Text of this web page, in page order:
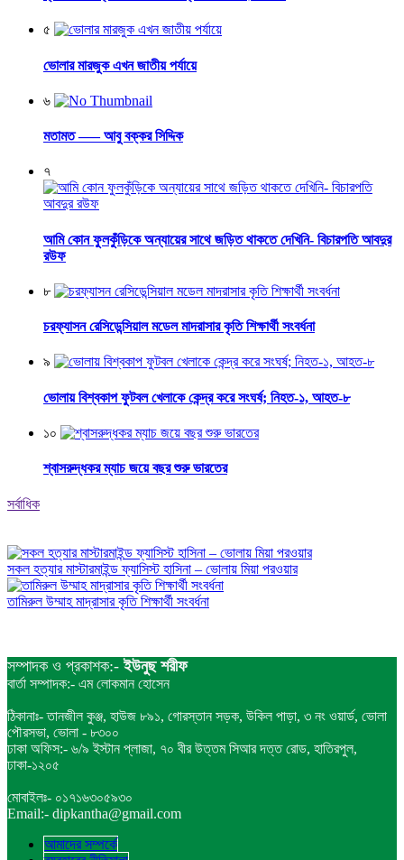
৫
ভোলার মারজুক এখন জাতীয় পর্যায়ে
৬
মতামত —– আবু বক্কর সিদ্দিক
৭
আমি কোন ফুলকুঁড়িকে অন্যায়ের সাথে জড়িত থাকতে দেখিনি- বিচারপতি আবদুর
রউফ
৮
চরফ্যাসন রেসিডেন্সিয়াল মডেল মাদরাসার কৃতি শিক্ষার্থী সংবর্ধনা
৯
ভোলায় বিশ্বকাপ ফুটবল খেলাকে কেন্দ্র করে সংঘর্ষ; নিহত-১, আহত-৮
১০
শ্বাসরুদ্ধকর ম্যাচ জয়ে বছর শুরু ভারতের
সর্বাধিক
সকল হত্যার মাস্টারমাইন্ড ফ্যাসিস্ট হাসিনা – ভোলায় মিয়া পরওয়ার
তামিরুল উম্মাহ মাদ্রাসার কৃতি শিক্ষার্থী সংবর্ধনা
সম্পাদক ও প্রকাশক:-ইউনুছ শরীফ
বার্তা সম্পাদক:- এম লোকমান হোসেন
ঠিকানাঃ- তানজীল কুঞ্জ, হাউজ ৮৯১, গোরস্তান সড়ক, উকিল পাড়া, ৩ নং ওয়ার্ড, ভোলা
পৌরসভা, ভোলা - ৮৩০০
ঢাকা অফিস:- ৬/৯ ইস্টান প্লাজা, ৭০ বীর উত্তম সিআর দত্ত রোড, হাতিরপুল,
ঢাকা-১২০৫
মোবাইলঃ- ০১৭১৬৩০৫৯৩০
Email:- dipkantha@gmail.com
আমাদের সম্পর্কে